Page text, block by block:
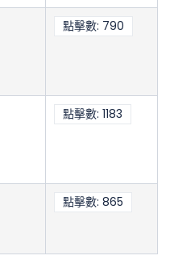
點擊數: 790
點擊數: 1183
點擊數: 865